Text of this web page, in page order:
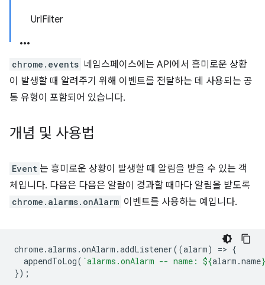
UrlFilter
chrome.events 네임스페이스에는 API에서 흥미로운 상황
이 발생할 때 알려주기 위해 이벤트를 전달하는 데 사용되는 공
통 유형이 포함되어 있습니다.
개념 및 사용법
Event 는 흥미로운 상황이 발생할 때 알림을 받을 수 있는 객
체입니다. 다음은 다음은 알람이 경과할 때마다 알림을 받도록
chrome.alarms.onAlarm 이벤트를 사용하는 예입니다.
chrome.alarms .onAlarm .addListener((alarm) => {
appendToLog( `alarms.onAlarm -- name: ${alarm .name}
});